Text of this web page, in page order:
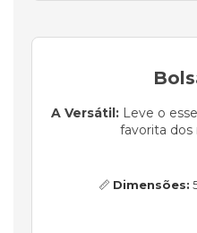
A Versátil:Leve o
favorita dos
📏 Dimensões: